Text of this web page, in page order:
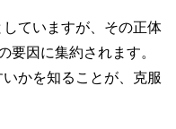
ていますが、その正体
要因に集約されます。
かを知ることが、克服